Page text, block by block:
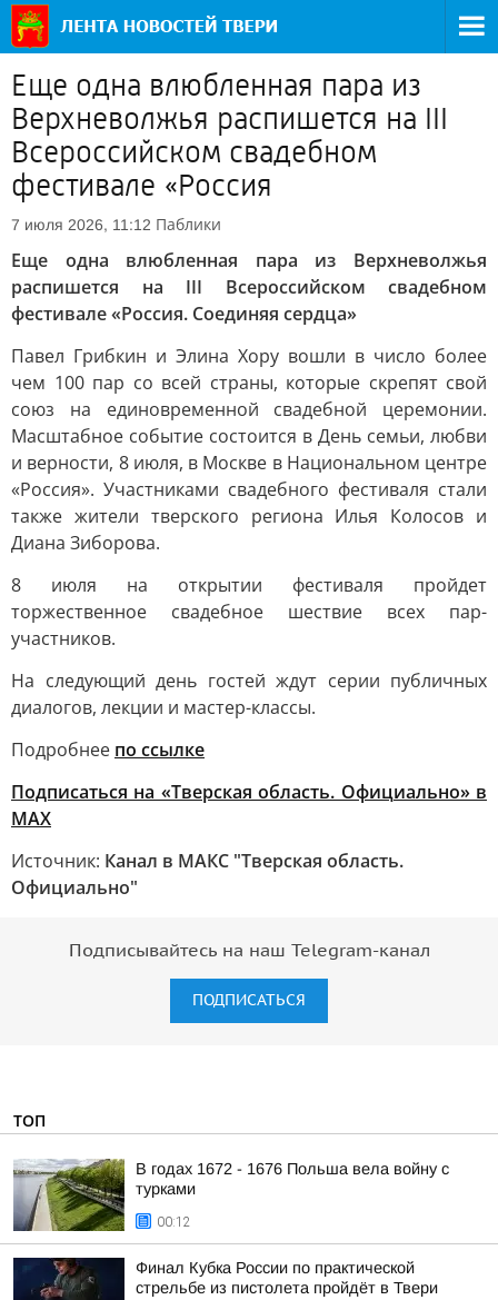
Еще одна влюбленная пара из
Верхневолжья распишется на III
Всероссийском свадебном
фестивале «Россия
7 июля 2026, 11:12 Паблики
Еще одна влюбленная пара из Верхневолжья
распишется на III Всероссийском свадебном
фестивале «Россия. Соединяя сердца»
Павел Грибкин и Элина Хору вошли в число более
чем 100 пар со всей страны, которые скрепят свой
союз на единовременной свадебной церемонии.
Масштабное событие состоится в День семьи, любви
и верности, 8 июля, в Москве в Национальном центре
«Россия». Участниками свадебного фестиваля стали
также жители тверского региона Илья Колосов и
Диана Зиборова.
8 июля на открытии фестиваля пройдет
торжественное свадебное шествие всех пар-
участников.
На следующий день гостей ждут серии публичных
диалогов, лекции и мастер-классы.
Подробнее по ссылке
Подписаться на «Тверская область. Официально» в
МАХ
Источник: Канал в МАКС "Тверская область.
Официально"
Подписывайтесь на наш Telegram-канал
ПОДПИСАТЬСЯ
ТОП
В годах 1672 - 1676 Польша вела войну с
турками
00:12
Финал Кубка России по практической
стрельбе из пистолета пройдёт в Твери